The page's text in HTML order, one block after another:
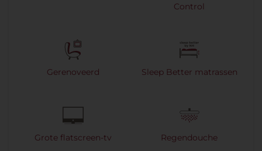
Control
Gerenoveerd Sleep Better matrassen
Grote flatscreen-tv Regendouche